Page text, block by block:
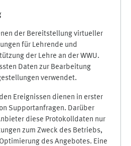
der Bereitstellung virtueller
für Lehrende und
der Lehre an der WWU.
Daten zur Bearbeitung
verwendet.
Ereignissen dienen in erster
Supportanfragen. Darüber
diese Protokolldaten nur
zum Zweck des Betriebs,
des Angebotes. Eine